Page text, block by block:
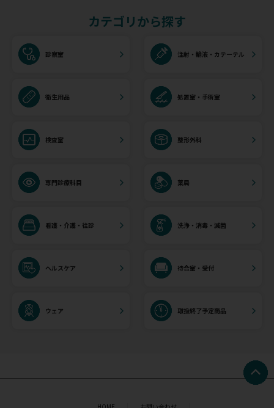
カテゴリから探す
診察室 注射・輸液・カテーテル
衛生用品 処置室・手術室
検査室 整形外科
専門診療科目 薬局
看護・介護・往診 洗浄・消毒・滅菌
ヘルスケア 待合室・受付
ウェア 取扱終了予定商品
HOME お問い合わせ